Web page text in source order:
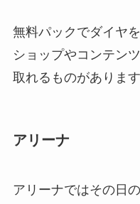
無料パックでダイヤ
ショップやコンテン
取れるものがあります
アリーナ
アリーナではその日